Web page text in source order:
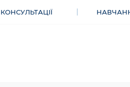
КОНСУЛЬТАЦІЇ